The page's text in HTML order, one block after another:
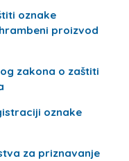
oznake
proizvod
zakona o zaštiti
oznake
za priznavanje